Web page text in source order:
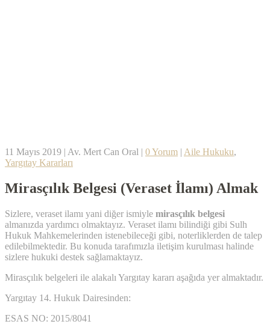
11 Mayıs 2019 | Av. Mert Can Oral | 0 Yorum | Aile Hukuku,
Yargıtay Kararları
Mirasçılık Belgesi (Veraset İlamı) Almak
Sizlere, veraset ilamı yani diğer ismiyle mirasçılık belgesi
almanızda yardımcı olmaktayız. Veraset ilamı bilindiği gibi Sulh
Hukuk Mahkemelerinden istenebileceği gibi, noterliklerden de talep
edilebilmektedir. Bu konuda tarafımızla iletişim kurulması halinde
sizlere hukuki destek sağlamaktayız.
Mirasçılık belgeleri ile alakalı Yargıtay kararı aşağıda yer almaktadır.
Yargıtay 14. Hukuk Dairesinden:
ESAS NO: 2015/8041